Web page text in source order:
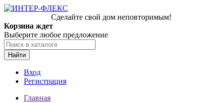
Сделайте свой дом неповторимым!
Корзина ждет
Выберите любое предложение
Найти
Вход
Регистрация
Главная